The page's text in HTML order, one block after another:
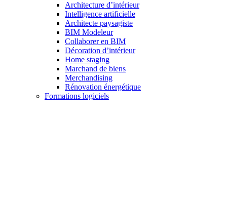
Architecture d’intérieur
Intelligence artificielle
Architecte paysagiste
BIM Modeleur
Collaborer en BIM
Décoration d’intérieur
Home staging
Marchand de biens
Merchandising
Rénovation énergétique
Formations logiciels